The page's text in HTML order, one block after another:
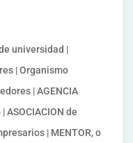
de universidad |
| Organismo
| AGENCIA
de
| MENTOR, o